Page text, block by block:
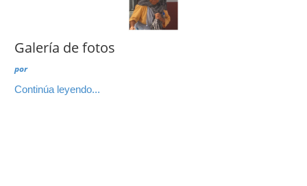
Galería de fotos
por
Continúa leyendo...